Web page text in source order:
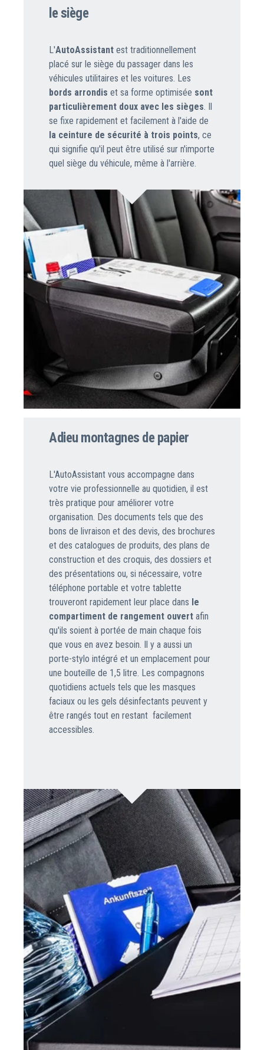
le siège
L'AutoAssistant est traditionnellement
placé sur le siège du passager dans les
véhicules utilitaires et les voitures. Les
bords arrondis et sa forme optimisée sont
particulièrement doux avec les sièges. Il
se fixe rapidement et facilement à l'aide de
la ceinture de sécurité à trois points, ce
qui signifie qu'il peut être utilisé sur n'importe
quel siège du véhicule, même à l'arrière.
Adieu montagnes de papier
L'AutoAssistant vous accompagne dans
votre vie professionnelle au quotidien, il est
très pratique pour améliorer votre
organisation. Des documents tels que des
bons de livraison et des devis, des brochures
et des catalogues de produits, des plans de
construction et des croquis, des dossiers et
des présentations ou, si nécessaire, votre
téléphone portable et votre tablette
trouveront rapidement leur place dans le
compartiment de rangement ouvert afin
qu'ils soient à portée de main chaque fois
que vous en avez besoin. Il y a aussi un
porte-stylo intégré et un emplacement pour
une bouteille de 1,5 litre. Les compagnons
quotidiens actuels tels que les masques
faciaux ou les gels désinfectants peuvent y
être rangés tout en restant facilement
accessibles.